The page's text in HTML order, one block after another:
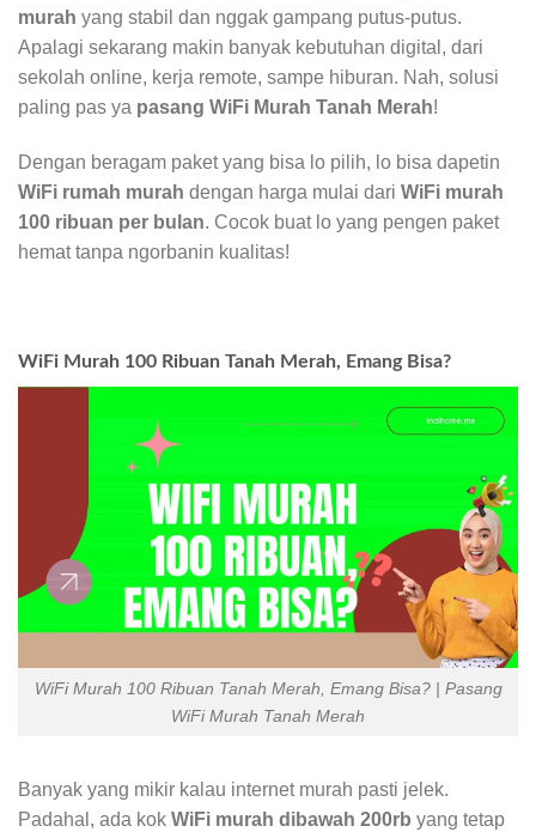
murah yang stabil dan nggak gampang putus-putus.
Apalagi sekarang makin banyak kebutuhan digital, dari
sekolah online, kerja remote, sampe hiburan. Nah, solusi
paling pas ya pasang WiFi Murah Tanah Merah!
Dengan beragam paket yang bisa lo pilih, lo bisa dapetin
WiFi rumah murah dengan harga mulai dari WiFi murah
100 ribuan per bulan. Cocok buat lo yang pengen paket
hemat tanpa ngorbanin kualitas!
WiFi Murah 100 Ribuan Tanah Merah, Emang Bisa?
WiFi Murah 100 Ribuan Tanah Merah, Emang Bisa? | Pasang
WiFi Murah Tanah Merah
Banyak yang mikir kalau internet murah pasti jelek.
Padahal, ada kok WiFi murah dibawah 200rb yang tetap